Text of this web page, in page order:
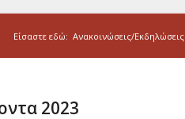
Είσαστε εδώ: Ανακοινώσεις/Εκδηλώσεις
2023